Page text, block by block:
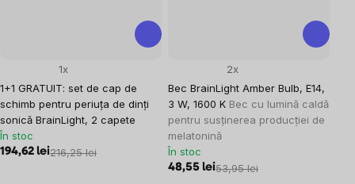
1+1 GRATUIT: set de cap de
schimb pentru periuța de dinți
sonică BrainLight, 2 capete
1x
În stoc
194,62 lei216,25 lei
Bec BrainLight Amber Bulb, E14,
3 W, 1600 K Bec cu lumină caldă
pentru susținerea producției de
melatonină
2x
În stoc
48,55 lei53,95 lei